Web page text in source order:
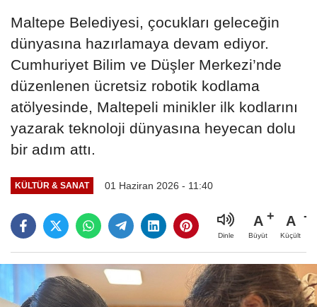
Maltepe Belediyesi, çocukları geleceğin
dünyasına hazırlamaya devam ediyor.
Cumhuriyet Bilim ve Düşler Merkezi’nde
düzenlenen ücretsiz robotik kodlama
atölyesinde, Maltepeli minikler ilk kodlarını
yazarak teknoloji dünyasına heyecan dolu
bir adım attı.
KÜLTÜR & SANAT 01 Haziran 2026 - 11:40
Dinle
A
Büyüt
A
Küçült